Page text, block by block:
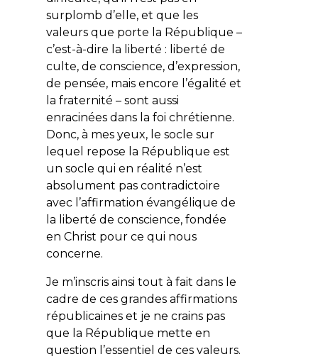
surplomb d’elle, et que les
valeurs que porte la République –
c’est-à-dire la liberté : liberté de
culte, de conscience, d’expression,
de pensée, mais encore l’égalité et
la fraternité – sont aussi
enracinées dans la foi chrétienne.
Donc, à mes yeux, le socle sur
lequel repose la République est
un socle qui en réalité n’est
absolument pas contradictoire
avec l’affirmation évangélique de
la liberté de conscience, fondée
en Christ pour ce qui nous
concerne.
Je m’inscris ainsi tout à fait dans le
cadre de ces grandes affirmations
républicaines et je ne crains pas
que la République mette en
question l’essentiel de ces valeurs.